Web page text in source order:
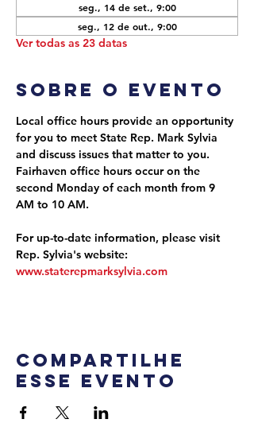
seg., 14 de set., 9:00
seg., 12 de out., 9:00
Ver todas as 23 datas
Sobre o evento
Local office hours provide an opportunity
for you to meet State Rep. Mark Sylvia
and discuss issues that matter to you.
Fairhaven office hours occur on the
second Monday of each month from 9
AM to 10 AM.
For up-to-date information, please visit
Rep. Sylvia's website:
www.staterepmarksylvia.com
Compartilhe
esse evento